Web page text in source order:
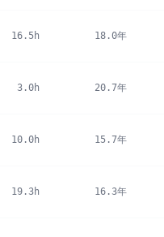
16.5h 18.0年
3.0h 20.7年
10.0h 15.7年
19.3h 16.3年